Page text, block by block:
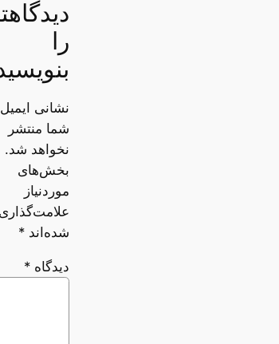
را
نشانی ایمیل
شما منتشر
نخواهد شد.
بخش‌های
موردنیاز
شده‌اند *
دیدگاه *